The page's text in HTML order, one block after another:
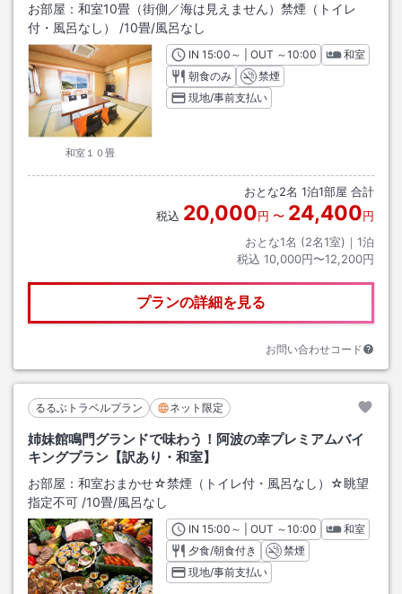
お部屋： 和室10畳（街側／海は見えません）禁煙（トイレ
付・風呂なし）
/10畳/風呂なし
和室１０畳
INチェックイン
15:00 ～ | OUT チェックアウト
～10:00
和室
朝食のみ
禁煙
現地/事前支払い
おとな2名 1泊1部屋 合計
税込 20,000円 〜 24,400円
おとな1名 (2名1室)｜ 1泊
税込 10,000円〜12,200円
プランの詳細を見る
お問い合わせコード
るるぶトラベルプラン ネット限定
姉妹館鳴門グランドで味わう！阿波の幸プレミアムバイ
キングプラン【訳あり・和室】
お部屋： 和室おまかせ☆禁煙（トイレ付・風呂なし）☆眺望
指定不可 /10畳/風呂なし
INチェックイン
15:00 ～ | OUT チェックアウト
～10:00
和室
夕食/朝食付き
禁煙
現地/事前支払い